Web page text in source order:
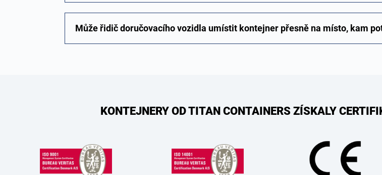
Může řidič doručovacího vozidla umístit kontejner přesně na místo, kam
KONTEJNERY OD TITAN CONTAINERS ZÍSKALY